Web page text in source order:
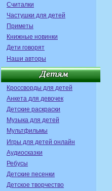
Считалки
Частушки для детей
Приметы
Книжные новинки
Дети говорят
Наши авторы
Кроссворды для детей
Анкета для девочек
Детские раскраски
Музыка для детей
Мультфильмы
Игры для детей онлайн
Аудиосказки
Ребусы
Детские песенки
Детское творчество